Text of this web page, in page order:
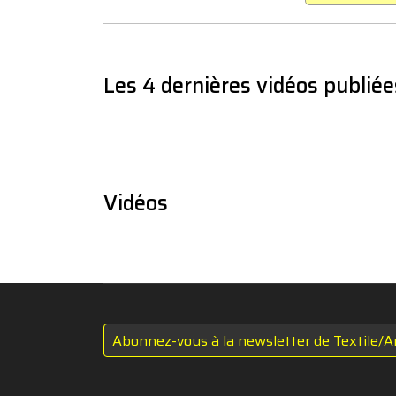
Les 4 dernières vidéos
Vidéos
Abonnez-vous à la newsletter de Textile/